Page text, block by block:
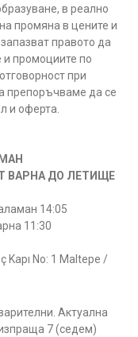
в реално
промяна в цените и
правото да
и промоциите по
при
препоръчваме да се
и оферта.
ВАРНА ДО ЛЕТИЩЕ
14:05
11:30
Kapı No: 1 Maltepe /
Актуална
7 (седем)